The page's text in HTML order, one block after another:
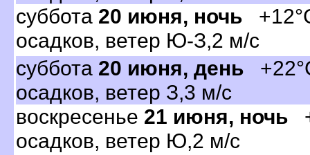
суббота 20 июня, ночь
осадков, ветер Ю-З,2 м/с
суббота 20 июня, день
осадков, ветер З,3 м/с
оскресенье 21 июня, ночь
осадков, ветер Ю,2 м/с